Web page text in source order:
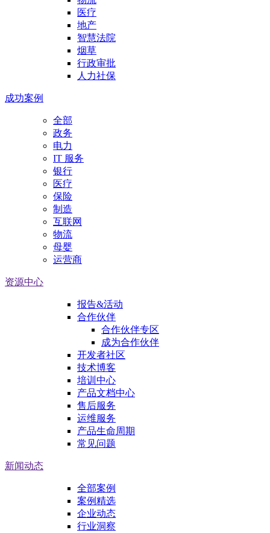
医疗
地产
智慧法院
烟草
行政审批
人力社保
成功案例
全部
政务
电力
IT 服务
银行
医疗
保险
制造
互联网
物流
母婴
运营商
资源中心
报告&活动
合作伙伴
合作伙伴专区
成为合作伙伴
开发者社区
技术博客
培训中心
产品文档中心
售后服务
运维服务
产品生命周期
常见问题
新闻动态
全部案例
案例精选
企业动态
行业洞察